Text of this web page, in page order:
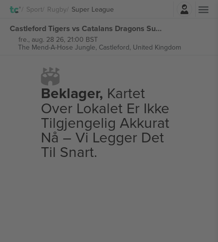
Sport Rugby Super League
Castleford Tigers vs Catalans Dragons Super League billetter
fre., aug. 28 26, 21:00 BST
The Mend-A-Hose Jungle, Castleford, United Kingdom
Beklager, Kartet
Over Lokalet Er Ikke
Tilgjengelig Akkurat
Nå – Vi Legger Det
Til Snart.